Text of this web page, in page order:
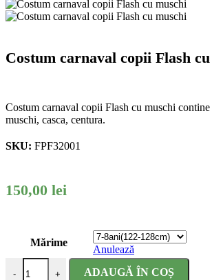
Costum carnaval copii Flash
Costum carnaval copii Flash cu muschi
muschi, casca, centura.
SKU: FPF32001
150,00 lei
Mărime
Anulează
-
Cantitate Costum carnaval copii Flash cu muschi
+ ADAUGĂ ÎN COȘ